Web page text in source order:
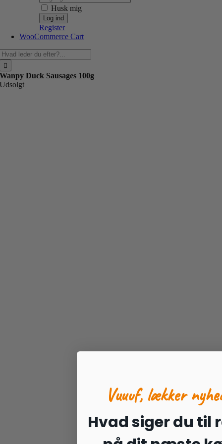
Husk mig
Register
WooCommerce Cart
Wanpy Duck Sausages 100g
Udsolgt
Vuuuf, lækker
Hvad siger du til